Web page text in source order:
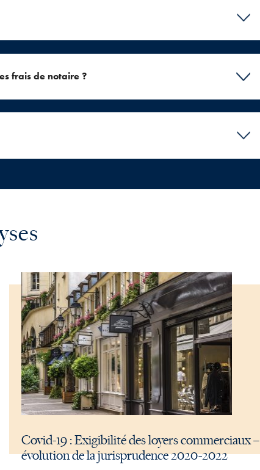
frais de notaire ?
Covid-19 : Exigibilité des loyers commerciaux –
évolution de la jurisprudence 2020-2022